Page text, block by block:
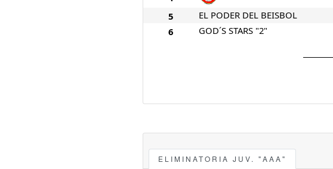
5 EL PODER DEL BEISBOL
6 GOD´S STARS "2"
ELIMINATORIA JUV. "AAA"